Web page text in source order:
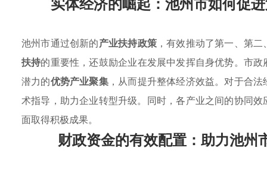
池州市通过创新的产业扶持政策，有效推动了第一、第
扶持的重要性，还鼓励企业在发展中发挥自身优势。市
潜力的优势产业聚集，从而提升整体经济效益。对于合
术指导，助力企业转型升级。同时，各产业之间的协同
面取得积极成果。
财政资金的有效配置：助力池州